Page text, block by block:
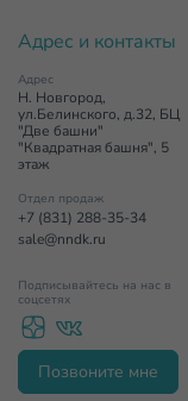
Адрес и контакты
Адрес
Н. Новгород,
ул.Белинского, д.32, БЦ
"Две башни"
"Квадратная башня", 5
этаж
Отдел продаж
+7 (831) 288-35-34
sale@nndk.ru
Подписывайтесь на нас в
соцсетях
Позвоните мне